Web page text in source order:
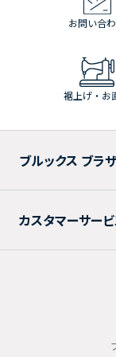
お問い合
裾上げ・お
ブルックス ブラ
カスタマーサー